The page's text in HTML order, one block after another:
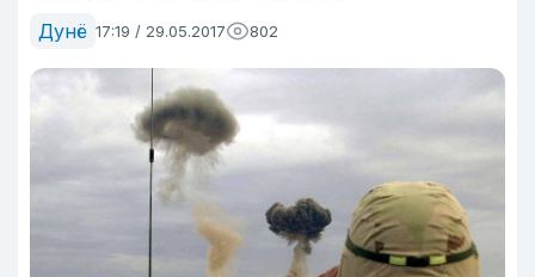
Дунё 17:19 / 29.05.2017 802